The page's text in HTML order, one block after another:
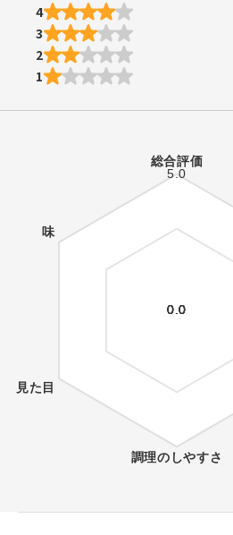
4
3
2
1